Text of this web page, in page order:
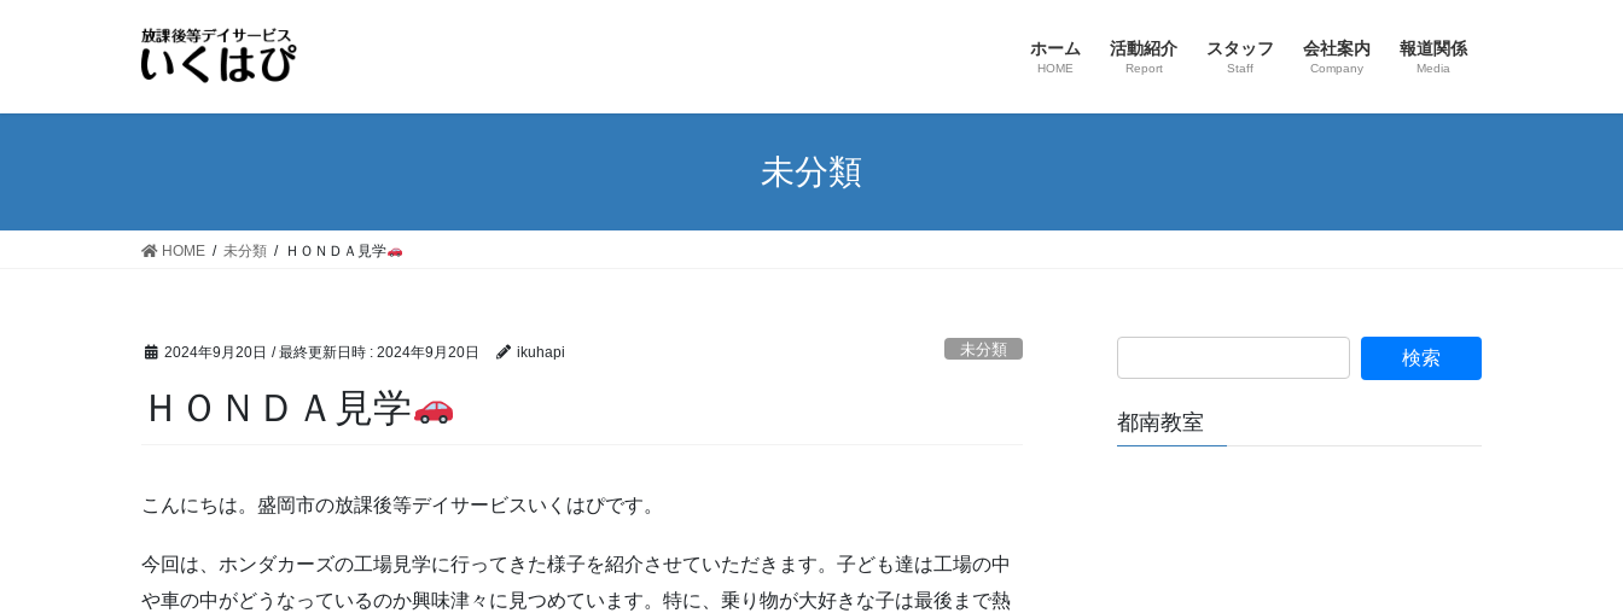
ホーム
HOME
活動紹介
Report
スタッフ
Staff
会社案内
Company
報道関係
Media
未分類
HOME 未分類 ＨＯＮＤＡ見学
2024年9月20日 / 最終更新日時 : 2024年9月20日 ikuhapi 未分類
ＨＯＮＤＡ見学
こんにちは。盛岡市の放課後等デイサービスいくはぴです。
今回は、ホンダカーズの工場見学に行ってきた様子を紹介させていただきます。子ども達は工場の中
や車の中がどうなっているのか興味津々に見つめています。特に、乗り物が大好きな子は最後まで熱
都南教室